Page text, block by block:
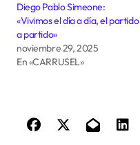
Diego Pablo Simeone:
«Vivimos el día a día, el partido
a partido»
noviembre 29, 2025
En «CARRUSEL»